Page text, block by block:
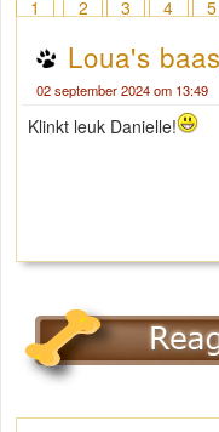
1 2 3 4 5
Loua's
02 september 2024 om 13:49
Klinkt leuk Danielle!